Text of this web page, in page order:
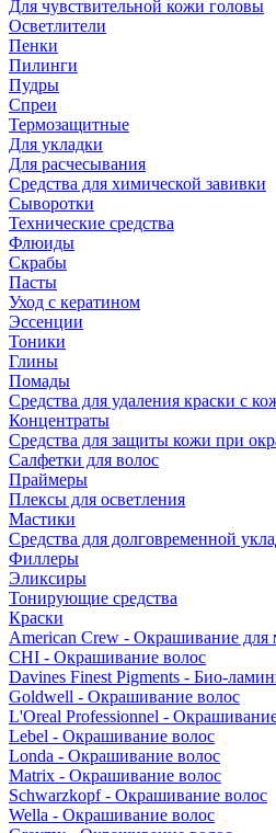
Для чувствительной кожи головы
Осветлители
Пенки
Пилинги
Пудры
Спреи
Термозащитные
Для укладки
Для расчесывания
Средства для химической завивки
Сыворотки
Технические средства
Флюиды
Скрабы
Пасты
Уход с кератином
Эссенции
Тоники
Глины
Помады
Средства для удаления краски с
Концентраты
Средства для защиты кожи при
Салфетки для волос
Праймеры
Плексы для осветления
Мастики
Средства для долговременной
Филлеры
Эликсиры
Тонирующие средства
Краски
American Crew - Окрашивание для
CHI - Окрашивание волос
Davines Finest Pigments - Био-
Goldwell - Окрашивание волос
L'Oreal Professionnel -
Lebel - Окрашивание волос
Londa - Окрашивание волос
Matrix - Окрашивание волос
Schwarzkopf - Окрашивание волос
Wella - Окрашивание волос